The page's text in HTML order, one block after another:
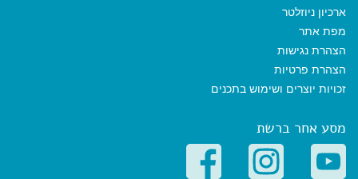
ארכיון ניוזלטר
מפת אתר
הצהרת נגישות
הצהרת פרטיות
זכויות יוצרים ושימוש בתכנים
מסע אחר ברשת